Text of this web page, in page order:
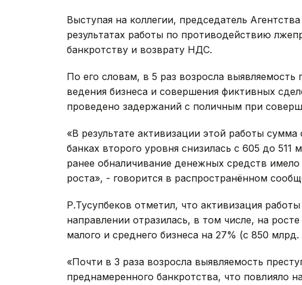
Выступая на коллегии, председатель
результатах работы по противодействию
банкротству и возврату НДС.
По его словам, в 5 раз возросла выявляемость
ведения бизнеса и совершения фиктивных
проведено задержаний с поличным при
«В результате активизации этой работы
банках второго уровня снизилась с 605 до 511
ранее обналичивание денежных средств имело
роста», - говорится в распространённом
Р.Тусупбеков отметил, что активизация
направлении отразилась, в том числе, на
малого и среднего бизнеса на 27% (с 850 млрд.
«Почти в 3 раза возросла выявляемость
преднамеренного банкротства, что повлияло